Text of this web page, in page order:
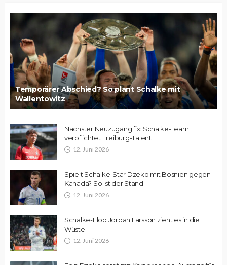
Temporärer Abschied? So plant Schalke mit
Wallentowitz
Nächster Neuzugang fix: Schalke-Team
verpflichtet Freiburg-Talent
12. Juni 2026
Spielt Schalke-Star Dzeko mit Bosnien gegen
Kanada? So ist der Stand
12. Juni 2026
Schalke-Flop Jordan Larsson zieht es in die
Wüste
12. Juni 2026